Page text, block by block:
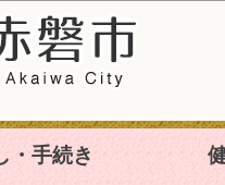
・手続き